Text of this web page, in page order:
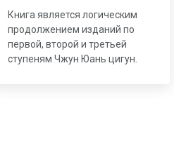
Книга является логическим
продолжением изданий по
первой, второй и третьей
ступеням Чжун Юань цигун.